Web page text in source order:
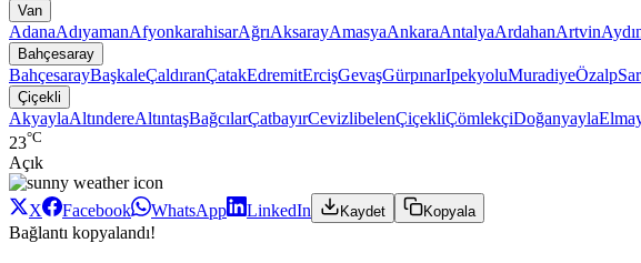
Van
AdanaAdıyamanAfyonkarahisarAğrıAksarayAmasyaAnkaraAntalyaArdahanArtvin
Bahçesaray
BahçesarayBaşkaleÇaldıranÇatakEdremitErcişGevaşGürpınarIpekyoluMuradiyeÖzalp
Çiçekli
AkyaylaAltındereAltıntaşBağcılarÇatbayırCevizlibelenÇiçekliÇömlekçiDoğanyayla
23°C
Açık
X Facebook WhatsApp LinkedIn Kaydet Kopyala
Bağlantı kopyalandı!